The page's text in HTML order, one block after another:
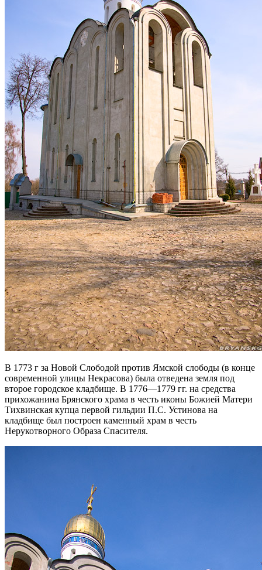
В 1773 г за Новой Слободой против Ямской слободы (в конце
современной улицы Некрасова) была отведена земля под
второе городское кладбище. В 1776—1779 гг. на средства
прихожанина Брянского храма в честь иконы Божией Матери
Тихвинская купца первой гильдии П.С. Устинова на
кладбище был построен каменный храм в честь
Нерукотворного Образа Спасителя.